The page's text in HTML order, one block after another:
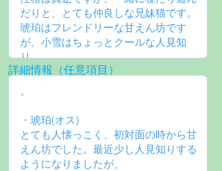
詳細情報（任意項目）